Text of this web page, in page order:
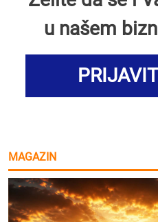
u našem
MAGAZIN